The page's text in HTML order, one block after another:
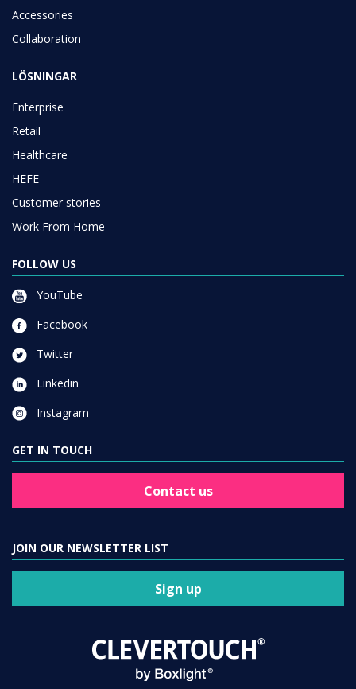
Accessories
Collaboration
LÖSNINGAR
Enterprise
Retail
Healthcare
HEFE
Customer stories
Work From Home
FOLLOW US
YouTube
Facebook
Twitter
Linkedin
Instagram
GET IN TOUCH
Contact us
JOIN OUR NEWSLETTER LIST
Sign up